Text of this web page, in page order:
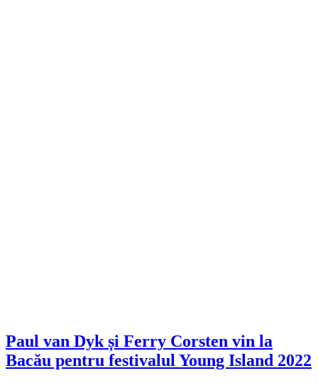
Paul van Dyk și Ferry Corsten vin la
Bacău pentru festivalul Young Island 2022